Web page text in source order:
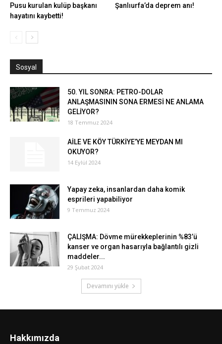
Pusu kurulan kulüp başkanı
hayatını kaybetti!
Şanlıurfa’da deprem anı!
Sosyal
50. YIL SONRA: PETRO-DOLAR
ANLAŞMASININ SONA ERMESİ NE ANLAMA
GELİYOR?
18 Temmuz 2024
AİLE VE KÖY TÜRKİYE’YE MEYDAN MI
OKUYOR?
14 Eylül 2024
Yapay zeka, insanlardan daha komik
esprileri yapabiliyor
9 Temmuz 2024
ÇALIŞMA: Dövme mürekkeplerinin %83’ü
kanser ve organ hasarıyla bağlantılı gizli
maddeler...
29 Şubat 2024
Devamını yükle
Hakkımızda